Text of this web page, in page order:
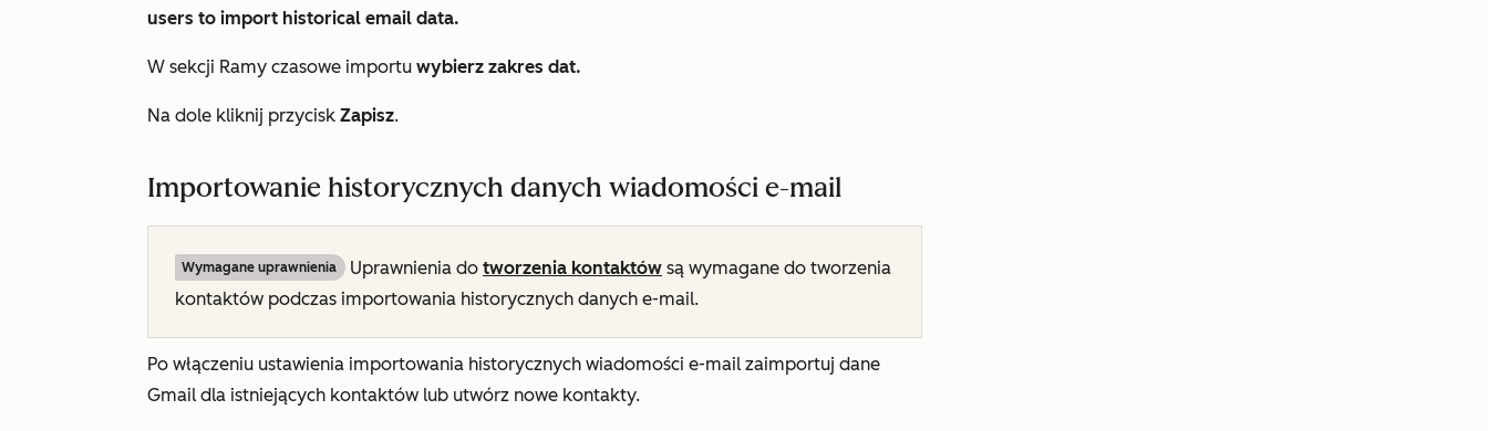
users to import historical email data.
W sekcji Ramy czasowe importu wybierz zakres dat.
Na dole kliknij przycisk Zapisz.
Importowanie historycznych danych wiadomości e-mail
Wymagane uprawnienia Uprawnienia do tworzenia kontaktów są wymagane do tworzenia
kontaktów podczas importowania historycznych danych e-mail.
Po włączeniu ustawienia importowania historycznych wiadomości e-mail zaimportuj dane
Gmail dla istniejących kontaktów lub utwórz nowe kontakty.